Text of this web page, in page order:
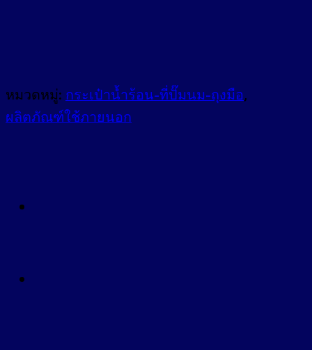
หมวดหมู่: กระเป๋าน้ำร้อน-ที่ปั๊มนม-ถุงมือ,
ผลิตภัณฑ์ใช้ภายนอก